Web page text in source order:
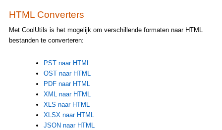
HTML Converters
Met CoolUtils is het mogelijk om verschillende formaten naar HTML
bestanden te converteren:
PST naar HTML
OST naar HTML
PDF naar HTML
XML naar HTML
XLS naar HTML
XLSX naar HTML
JSON naar HTML